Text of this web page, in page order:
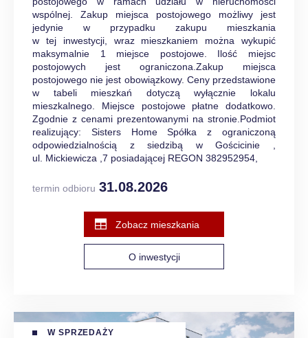
wspólnej. Zakup miejsca postojowego możliwy jest
jedynie w przypadku zakupu mieszkania
w tej inwestycji, wraz mieszkaniem można wykupić
maksymalnie 1 miejsce postojowe. Ilość miejsc
postojowych jest ograniczona.Zakup miejsca
postojowego nie jest obowiązkowy. Ceny przedstawione
w tabeli mieszkań dotyczą wyłącznie lokalu
mieszkalnego. Miejsce postojowe płatne dodatkowo.
Zgodnie z cenami prezentowanymi na stronie.Podmiot
realizujący: Sisters Home Spółka z ograniczoną
odpowiedzialnością z siedzibą w Gościcinie ,
ul. Mickiewicza ,7 posiadającej REGON 382952954,
termin odbioru 31.08.2026
Zobacz mieszkania
O inwestycji
W SPRZEDAŻY